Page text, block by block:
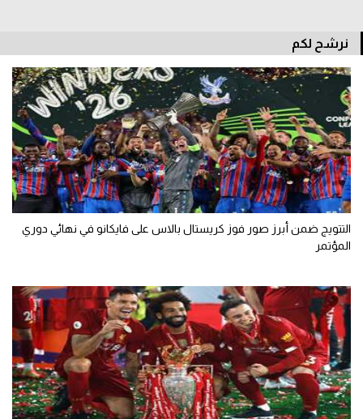
في المونديال
رياضة نسائية
آسيا
أمريكا
ركن الألعاب
أقسام خاصة
Gamers
ميركاتو
تحقيق في الجول
تقرير في الجول
تحليل في الجول
نرشح لكم
التتويج ضمن أبرز صور فوز كريستال بالاس على فايكانو في نهائي دوري
المؤتمر